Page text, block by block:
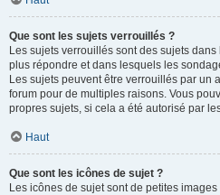
Que sont les sujets verrouillés ?
Les sujets verrouillés sont des sujets
plus répondre et dans lesquels les
Les sujets peuvent être verrouillés par un
forum pour de multiples raisons. Vous
propres sujets, si cela a été autorisé par
Haut
Que sont les icônes de sujet ?
Les icônes de sujet sont de petites